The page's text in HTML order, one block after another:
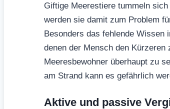
Giftige Meerestiere tummeln
werden sie damit zum Problem
Besonders das fehlende Wissen
denen der Mensch den
Meeresbewohner überhaupt zu
am Strand kann es gefährlich
Aktive und passive